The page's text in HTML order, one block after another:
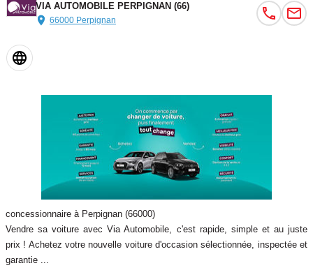
VIA AUTOMOBILE PERPIGNAN (66)
66000 Perpignan
concessionnaire à Perpignan (66000)
Vendre sa voiture avec Via Automobile, c'est rapide, simple et au juste
prix ! Achetez votre nouvelle voiture d'occasion sélectionnée, inspectée et
garantie ...